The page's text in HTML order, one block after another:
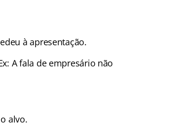
à apresentação.
A fala de empresário não
alvo.